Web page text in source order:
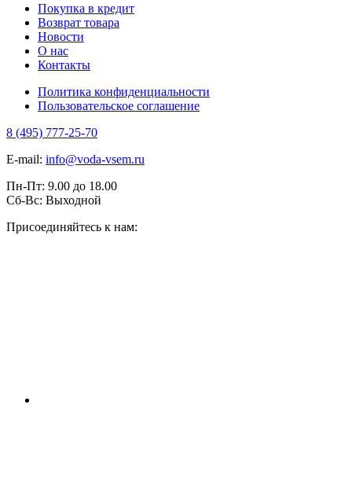
Покупка в кредит
Возврат товара
Новости
О нас
Контакты
Политика конфиденциальности
Пользовательское соглашение
8 (495) 777-25-70
E-mail: info@voda-vsem.ru
Пн-Пт: 9.00 до 18.00
Сб-Вс: Выходной
Присоединяйтесь к нам: